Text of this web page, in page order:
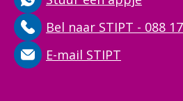
Bel naar STIPT - 088
E-mail STIPT